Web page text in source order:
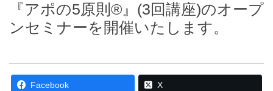
『アポの5原則®』(3回講座)のオープ
ンセミナーを開催いたします。
Facebook X